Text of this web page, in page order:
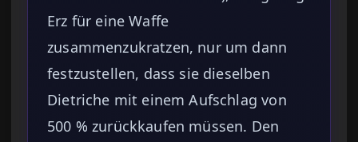
Erz für eine Waffe
zusammenzukratzen, nur um dann
festzustellen, dass sie dieselben
Dietriche mit einem Aufschlag von
500 % zurückkaufen müssen. Den